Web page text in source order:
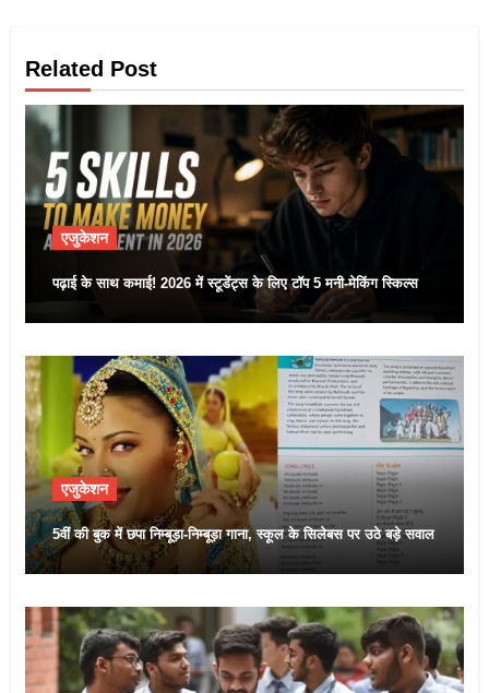
Related Post
एजुकेशन
पढ़ाई के साथ कमाई! 2026 में स्टूडेंट्स के लिए टॉप 5 मनी-मेकिंग स्किल्स
एजुकेशन
5वीं की बुक में छपा निम्बूड़ा-निम्बूड़ा गाना, स्कूल के सिलेबस पर उठे बड़े सवाल